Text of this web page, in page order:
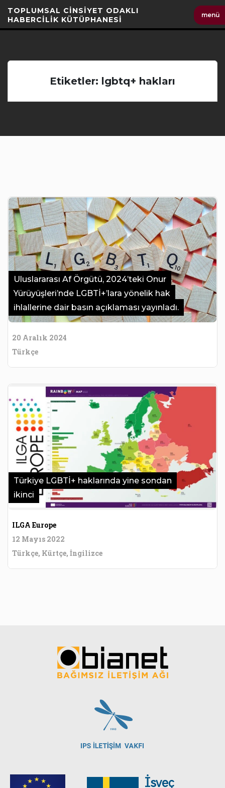
Geç
TOPLUMSAL CİNSİYET ODAKLI
HABERCİLİK KÜTÜPHANESİ
menü
Etiketler: lgbtq+ hakları
Uluslararası Af Örgütü, 2024’teki Onur
Yürüyüşleri’nde LGBTİ+’lara yönelik hak
ihlallerine dair basın açıklaması yayınladı.
20 Aralık 2024
Türkçe
Türkiye LGBTİ+ haklarında yine sondan
ikinci
ILGA Europe
12 Mayıs 2022
Türkçe, Kürtçe, İngilizce